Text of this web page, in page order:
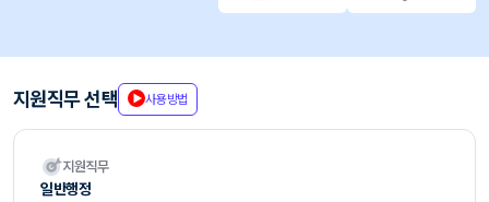
지원직무 선택 사용방법
지원직무
일반행정